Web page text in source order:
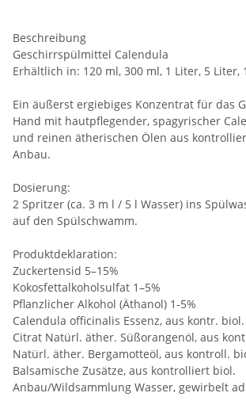
Beschreibung
Geschirrspülmittel Calendula
Erhältlich in: 120 ml, 300 ml, 1 Liter, 5 Liter,
Ein äußerst ergiebiges Konzentrat für das
Hand mit hautpflegender, spagyrischer
und reinen ätherischen Ölen aus
Anbau.
Dosierung:
2 Spritzer (ca. 3 m l / 5 l Wasser) ins
auf den Spülschwamm.
Produktdeklaration:
Zuckertensid 5–15%
Kokosfettalkoholsulfat 1–5%
Pflanzlicher Alkohol (Äthanol) 1-5%
Calendula officinalis Essenz, aus kontr.
Citrat Natürl. äther. Süßorangenöl, aus
Natürl. äther. Bergamotteöl, aus kontroll.
Balsamische Zusätze, aus kontrolliert biol.
Anbau/Wildsammlung Wasser, gewirbelt ad